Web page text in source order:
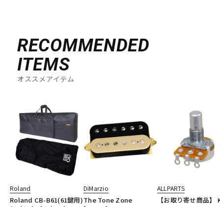
RECOMMENDED
ITEMS
オススメアイテム
Roland
Roland CB-B61(61鍵用)
DiMarzio
The Tone Zone
ALLPARTS
【お取り寄せ商品】